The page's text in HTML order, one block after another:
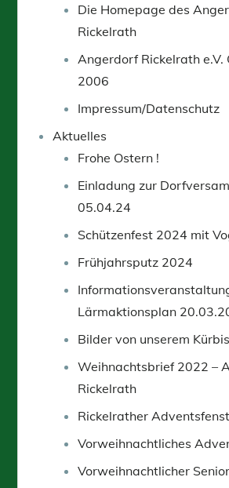
Die Homepage des
Rickelrath
Angerdorf Rickelrath e.V.
2006
Impressum/Datenschutz
Aktuelles
Frohe Ostern !
Einladung zur
05.04.24
Schützenfest 2024 mit
Frühjahrsputz 2024
Lärmaktionsplan
Bilder von unserem
Weihnachtsbrief 2022 –
Rickelrath
Rickelrather
Vorweihnachtliches
Vorweihnachtlicher